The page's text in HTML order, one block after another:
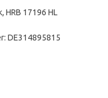
HRB 17196 HL
DE314895815